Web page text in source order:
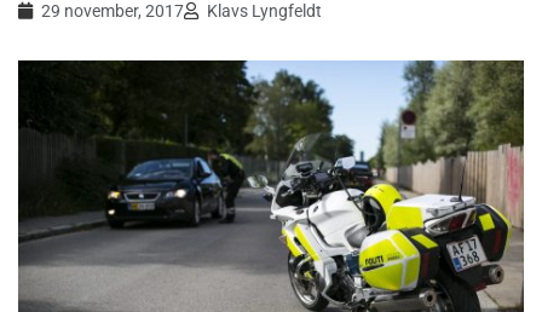
29 november, 2017 Klavs Lyngfeldt